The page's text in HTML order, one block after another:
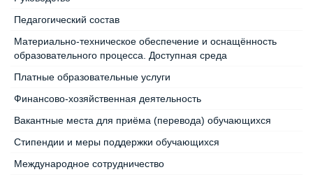
Педагогический состав
Материально-техническое обеспечение и оснащённость
образовательного процесса. Доступная среда
Платные образовательные услуги
Финансово-хозяйственная деятельность
Вакантные места для приёма (перевода) обучающихся
Стипендии и меры поддержки обучающихся
Международное сотрудничество